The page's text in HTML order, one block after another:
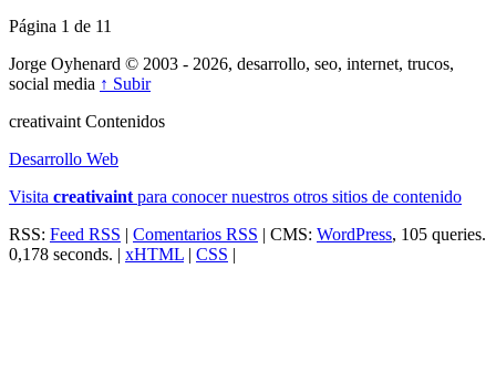
Página 1 de 11
Jorge Oyhenard © 2003 - 2026, desarrollo, seo, internet, trucos,
social media ↑ Subir
creativaint Contenidos
Desarrollo Web
Visita creativaint para conocer nuestros otros sitios de contenido
RSS: Feed RSS | Comentarios RSS | CMS: WordPress, 105 queries.
0,178 seconds. | xHTML | CSS |